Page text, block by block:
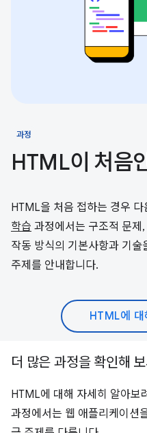
과정
HTML이 처음
HTML을 처음 접하는 경우
학습 과정에서는 구조적 문
작동 방식의 기본사항과 기
주제를 안내합니다.
HTML에
더 많은 과정을 확인해
HTML에 대해 자세히 알아보
과정에서는 웹 애플리케이션